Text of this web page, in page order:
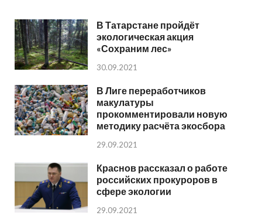
В Татарстане пройдёт
экологическая акция
«Сохраним лес»
30.09.2021
В Лиге переработчиков
макулатуры
прокомментировали новую
методику расчёта экосбора
29.09.2021
Краснов рассказал о работе
российских прокуроров в
сфере экологии
29.09.2021